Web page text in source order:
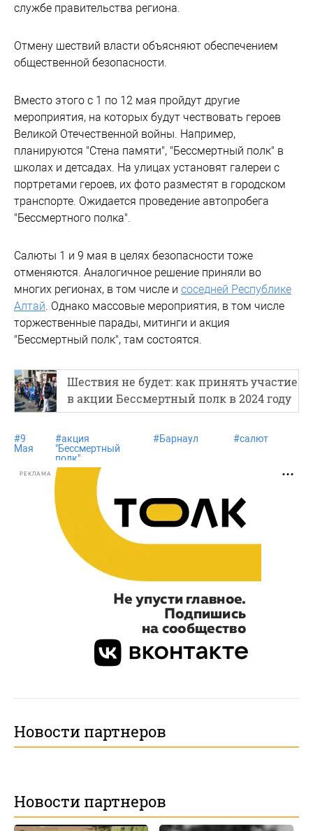
службе правительства региона.
Отмену шествий власти объясняют обеспечением
общественной безопасности.
Вместо этого с 1 по 12 мая пройдут другие
мероприятия, на которых будут чествовать героев
Великой Отечественной войны. Например,
планируются "Стена памяти", "Бессмертный полк" в
школах и детсадах. На улицах установят галереи с
портретами героев, их фото разместят в городском
транспорте. Ожидается проведение автопробега
"Бессмертного полка".
Салюты 1 и 9 мая в целях безопасности тоже
отменяются. Аналогичное решение приняли во
многих регионах, в том числе и соседней Республике
Алтай . Однако массовые мероприятия, в том числе
торжественные парады, митинги и акция
"Бессмертный полк", там состоятся.
Шествия не будет: как принять участие
в акции Бессмертный полк в 2024 году
#9
Мая
#акция
"Бессмертный
полк"
#Барнаул #салют
РЕКЛАМА
Новости партнеров
Новости партнеров